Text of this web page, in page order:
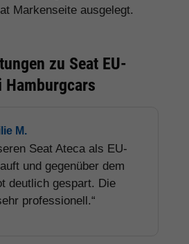
Markenseite ausgelegt.
zu Seat EU-
Hamburgcars
M.
Seat Ateca als EU-
und gegenüber dem
deutlich gespart. Die
professionell.“